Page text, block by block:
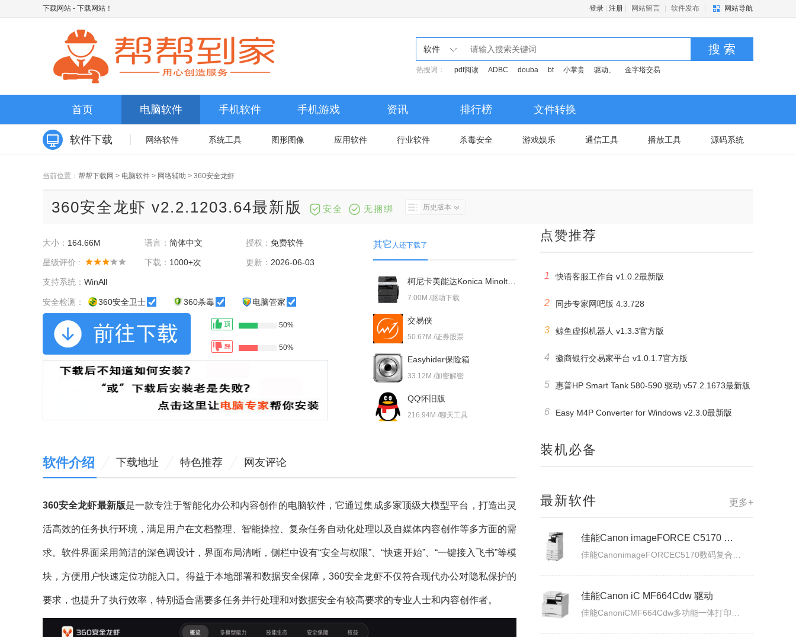
下载网站 - 下载网站！ 登录 注册 网站留言 软件发布 网站导航
软件 搜 索
热搜词： pdf阅读 ADBC douba bt 小掌贵 驱动、 金字塔交易
首页 电脑软件 手机软件 手机游戏 资讯 排行榜 文件转换
软件下载 网络软件 系统工具 图形图像 应用软件 行业软件 杀毒安全 游戏娱乐 通信工具 播放工具 源码系统
当前位置： 帮帮下载网 > 电脑软件 > 网络辅助 > 360安全龙虾
360安全龙虾 v2.2.1203.64最新版 安全 无捆绑 历史版本
大小： 164.66M 语言： 简体中文 授权：免费软件
星级评价 : 下载： 1000+次 更新： 2026-06-03
支持系统： WinAll
安全检测： 360安全卫士 360杀毒 电脑管家
50%
50%
其它 人还下载了
7.00M /驱动下载
交易侠
50.67M /证券股票
Easyhider保险箱
33.12M /加密解密
QQ怀旧版
216.94M /聊天工具
软件介绍 下载地址 特色推荐 网友评论
360安全龙虾最新版是一款专注于智能化办公和内容创作的电脑软件，它通过集成多家顶级大模型平台，打造出灵
活高效的任务执行环境，满足用户在文档整理、智能操控、复杂任务自动化处理以及自媒体内容创作等多方面的需
求。软件界面采用简洁的深色调设计，界面布局清晰，侧栏中设有“安全与权限”、“快速开始”、“一键接入飞书”等模
块，方便用户快速定位功能入口。得益于本地部署和数据安全保障，360安全龙虾不仅符合现代办公对隐私保护的
要求，也提升了执行效率，特别适合需要多任务并行处理和对数据安全有较高要求的专业人士和内容创作者。
点赞推荐
1 快语客服工作台 v1.0.2最新版
2 同步专家网吧版 4.3.728
3 鲸鱼虚拟机器人 v1.3.3官方版
4 徽商银行交易家平台 v1.0.1.7官方版
5 惠普HP Smart Tank 580-590 驱动 v57.2.1673最新版
6 Easy M4P Converter for Windows v2.3.0最新版
装机必备
更多+
最新软件
佳能Canon imageFORCE C5170 驱动
佳能Canon iC MF664Cdw 驱动